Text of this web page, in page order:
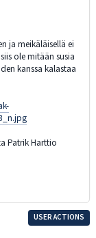
ja meikäläisellä ei
ole mitään susia
kanssa kalastaa
Patrik Harttio
USER ACTIONS